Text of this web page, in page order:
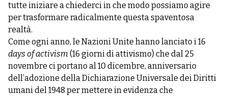
tutte iniziare a chiederci in che modo possiamo agire
per trasformare radicalmente questa spaventosa
realtà.
Come ogni anno, le Nazioni Unite hanno lanciato i 16
days of activism (16 giorni di attivismo) che dal 25
novembre ci portano al 10 dicembre, anniversario
dell’adozione della Dichiarazione Universale dei Diritti
umani del 1948 per mettere in evidenza che